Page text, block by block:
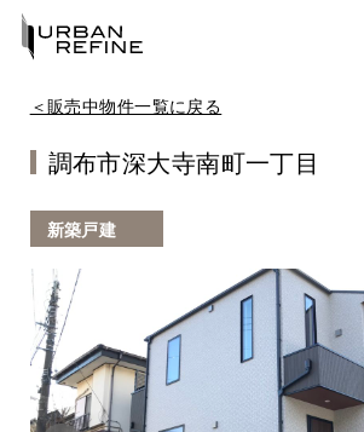
＜販売中物件一覧に戻る
調布市深大寺南町一丁目
新築戸建